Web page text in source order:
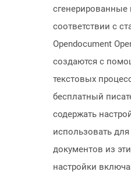
соответствии с
Opendocument
создаются с
текстовых
бесплатный
содержать
использовать
документов из
настройки